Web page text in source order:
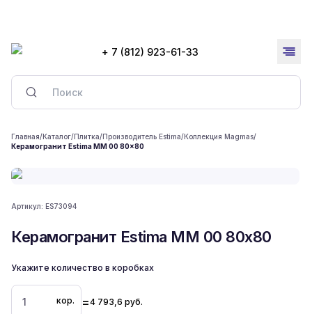
+ 7 (812) 923-61-33
Главная/Каталог/Плитка/Производитель Estima/Коллекция Magmas/
Керамогранит Estima MM 00 80x80
Артикул: ES73094
Керамогранит Estima MM 00 80x80
Укажите количество в коробках
кор. =4 793,6 руб.